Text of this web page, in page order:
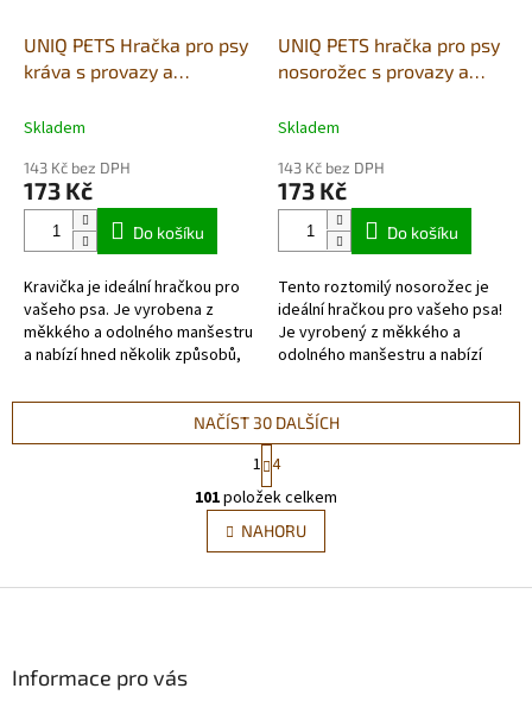
UNIQ PETS Hračka pro psy
kráva s provazy a
Skladem
143 Kč bez DPH
173 Kč
Do košíku
Kravička je ideální hračkou pro
vašeho psa. Je vyrobena z
měkkého a odolného manšestru
a nabízí hned několik způsobů,
zuby, když je váš pes...
UNIQ PETS hračka pro psy
nosorožec s provazy a
Skladem
143 Kč bez DPH
173 Kč
Do košíku
Tento roztomilý nosorožec je
ideální hračkou pro vašeho psa!
Je vyrobený z měkkého a
odolného manšestru a nabízí
zabavit - - přetahování,...
O
v
l
á
NAČÍST 30 DALŠÍCH
S
t
r
á
n
k
v
1 4
101položek celkem
NAHORU
Informace pro vás